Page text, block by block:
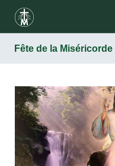
Fête de la Miséricorde